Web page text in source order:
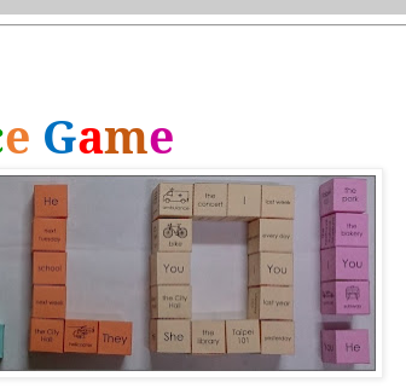
e Game